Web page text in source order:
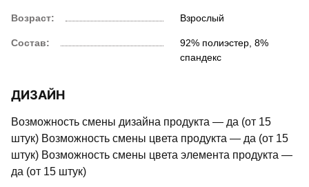
Возраст: Взрослый
Состав:
92% полиэстер, 8%
спандекс
ДИЗАЙН
Возможность смены дизайна продукта — да (от 15
штук) Возможность смены цвета продукта — да (от 15
штук) Возможность смены цвета элемента продукта —
да (от 15 штук)